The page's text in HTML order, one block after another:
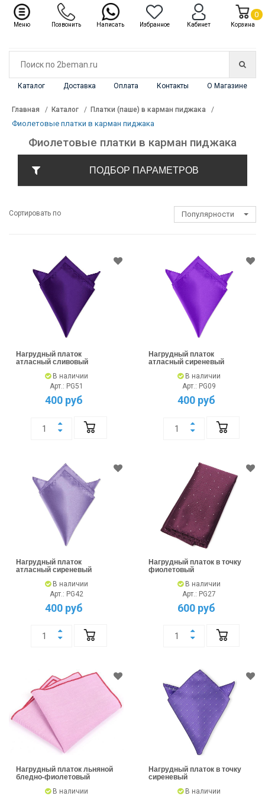
Каталог Доставка Оплата Контакты О Магазине
Каталог ✖
Главная Каталог Платки (паше) в карман пиджака
Фиолетовые платки в карман пиджака
Фиолетовые платки в карман пиджака
ПОДБОР ПАРАМЕТРОВ
Сортировать по Популярности
Нагрудный платок
атласный сливовый
В наличии
Арт.: PG51
400 руб
Нагрудный платок
атласный сиреневый
В наличии
Арт.: PG09
400 руб
Нагрудный платок
атласный сиреневый
В наличии
Арт.: PG42
400 руб
Нагрудный платок в точку
фиолетовый
В наличии
Арт.: PG27
600 руб
Нагрудный платок льняной
бледно-фиолетовый
В наличии
Нагрудный платок в точку
сиреневый
В наличии
Меню Позвонить Написать Избранное Кабинет Корзина
0